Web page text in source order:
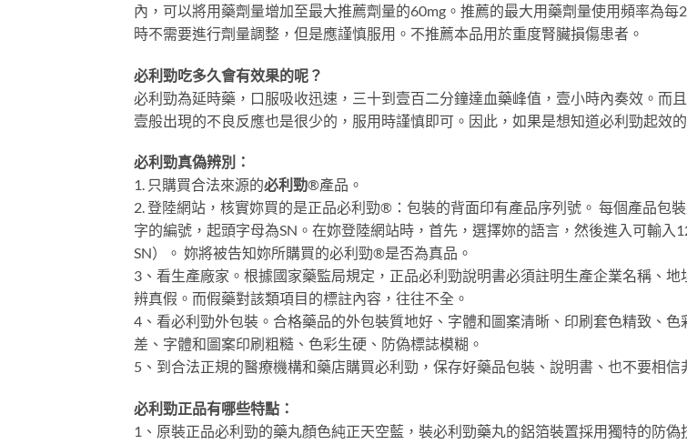
內，可以將用藥劑量增加至最大推薦劑量的60mg。推薦的最大用藥劑量使用頻率為
時不需要進行劑量調整，但是應謹慎服用。不推薦本品用於重度腎臟損傷患者。
必利勁吃多久會有效果的呢？
必利勁為延時藥，口服吸收迅速，三十到壹百二分鐘達血藥峰值，壹小時內奏效。而
壹般出現的不良反應也是很少的，服用時謹慎即可。因此，如果是想知道必利勁起效
必利勁真偽辨別：
1. 只購買合法來源的必利勁®產品。
2. 登陸網站，核實妳買的是正品必利勁®：包裝的背面印有產品序列號。 每個產品包
字的編號，起頭字母為SN。在妳登陸網站時，首先，選擇妳的語言，然後進入可輸
SN）。 妳將被告知妳所購買的必利勁®是否為真品。
3、看生產廠家。根據國家藥監局規定，正品必利勁說明書必須註明生產企業名稱、
辨真假。而假藥對該類項目的標註內容，往往不全。
4、看必利勁外包裝。合格藥品的外包裝質地好、字體和圖案清晰、印刷套色精致、
差、字體和圖案印刷粗糙、色彩生硬、防偽標誌模糊。
5、到合法正規的醫療機構和藥店購買必利勁，保存好藥品包裝、說明書、也不要相信
必利勁正品有哪些特點：
1、原裝正品必利勁的藥丸顏色純正天空藍，裝必利勁藥丸的鋁箔裝置採用獨特的防